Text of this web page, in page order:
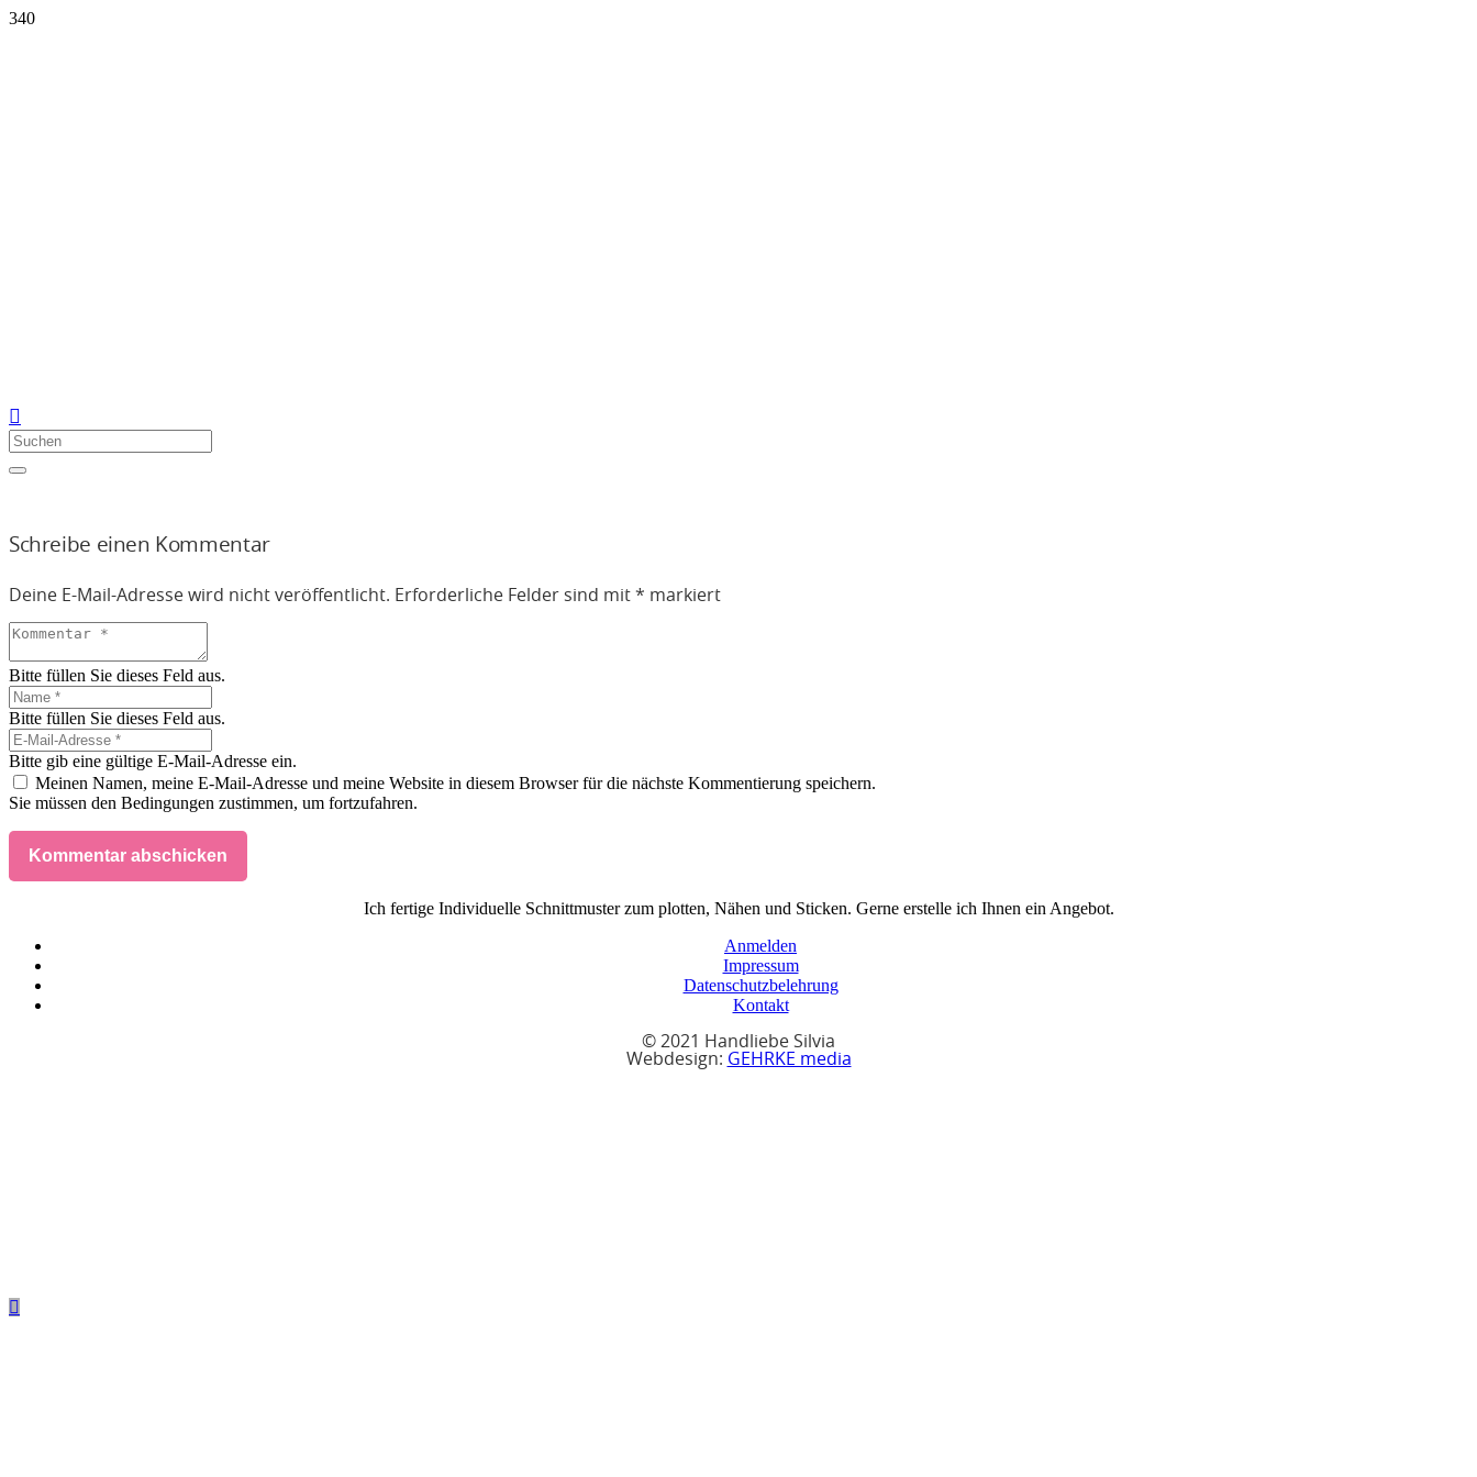
Schreibe einen Kommentar
Deine E-Mail-Adresse wird nicht veröffentlicht. Erforderliche Felder sind mit * markiert
Bitte füllen Sie dieses Feld aus.
Bitte füllen Sie dieses Feld aus.
Bitte gib eine gültige E-Mail-Adresse ein.
Meinen Namen, meine E-Mail-Adresse und meine Website in diesem Browser für die nächste Kommentierung speichern.
Sie müssen den Bedingungen zustimmen, um fortzufahren.
Kommentar abschicken
Ich fertige Individuelle Schnittmuster zum plotten, Nähen und Sticken. Gerne erstelle ich Ihnen ein Angebot.
Anmelden
Impressum
Datenschutzbelehrung
Kontakt
© 2021 Handliebe Silvia
Webdesign: GEHRKE media